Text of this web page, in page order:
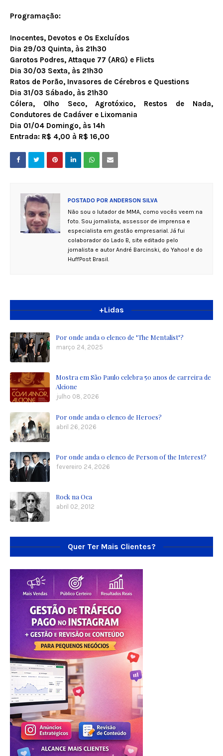
Programação:
Inocentes, Devotos e Os Excluídos
Dia 29/03 Quinta, às 21h30
Garotos Podres, Attaque 77 (ARG) e Flicts
Dia 30/03 Sexta, às 21h30
Ratos de Porão, Invasores de Cérebros e Questions
Dia 31/03 Sábado, às 21h30
Cólera, Olho Seco, Agrotóxico, Restos de Nada,
Condutores de Cadáver e Lixomania
Dia 01/04 Domingo, às 14h
Entrada: R$ 4,00 à R$ 16,00
POSTADO POR ANDERSON SILVA
Não sou o lutador de MMA, como vocês veem na
foto. Sou jornalista, assessor de imprensa e
especialista em gestão empresarial. Já fui
colaborador do Lado B, site editado pelo
jornalista e autor André Barcinski, do Yahoo! e do
HuffPost Brasil.
+Lidas
Por onde anda o elenco de "The Mentalist"?
março 24, 2025
Mostra em São Paulo celebra 50 anos de carreira de
Alcione
julho 08, 2026
Por onde anda o elenco de Heroes?
abril 26, 2026
Por onde anda o elenco de Person of the Interest?
fevereiro 24, 2026
Rock na Oca
abril 02, 2012
Quer Ter Mais Clientes?